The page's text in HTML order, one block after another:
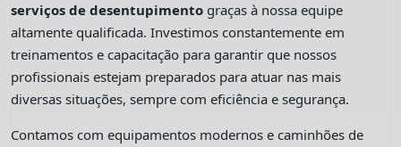
serviços de desentupimento graças à nossa equipe
altamente qualificada. Investimos constantemente em
treinamentos e capacitação para garantir que nossos
profissionais estejam preparados para atuar nas mais
diversas situações, sempre com eficiência e segurança.
Contamos com equipamentos modernos e caminhões de